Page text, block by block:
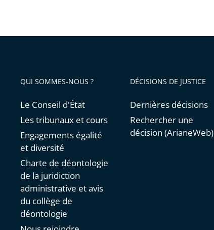
QUI SOMMES-NOUS ?
Le Conseil d'État
Les tribunaux et cours
Engagements égalité
et diversité
Charte de déontologie
de la juridiction
administrative et avis
du collège de
déontologie
DÉCISIONS DE JUSTICE
Dernières décisions
Rechercher une
décision (ArianeWeb)